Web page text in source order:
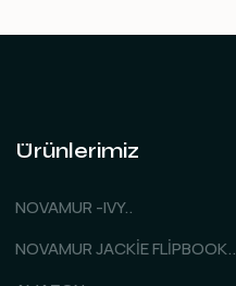
Ürünlerimiz
NOVAMUR -IVY..
NOVAMUR JACKİE FLİPBOOK..